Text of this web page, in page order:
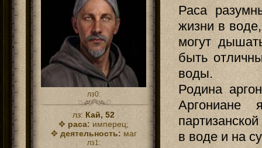
лз0:
лз: Кай, 52
✥ раса: имперец;
✥ деятельность: маг
лз1:
Раса
жизни в
могут
быть
воды.
Родина
Аргониане
в воде и на